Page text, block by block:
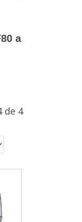
a
de 4